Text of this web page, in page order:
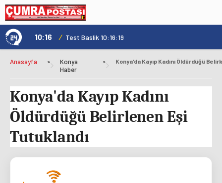
10:16 / Test Baslik 10:16:19
Anasayfa »
Konya
Haber
»
Konya'da Kayıp Kadını
Öldürdüğü Belirlenen Eşi
Tutuklandı